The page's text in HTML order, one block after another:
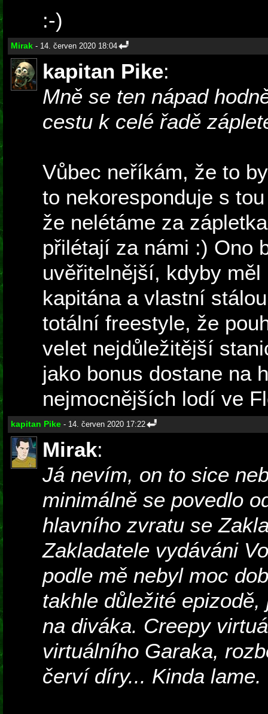
:-)
Mirak - 14. červen 2020 18:04
kapitan Pike:
Mně se ten nápad
cestu k celé řadě
Vůbec neříkám, že to
to nekoresponduje s
že nelétáme za
přilétají za námi :) Ono
uvěřitelnější, kdyby
kapitána a vlastní
totální freestyle, že
velet nejdůležitější
jako bonus dostane na
nejmocnějších lodí ve
kapitan Pike - 14. červen 2020 17:22
Mirak:
Já nevím, on to sice
minimálně se povedlo
hlavního zvratu se
Zakladatele vydáváni
podle mě nebyl moc
takhle důležité
na diváka. Creepy
virtuálního Garaka,
červí díry... Kinda lame.